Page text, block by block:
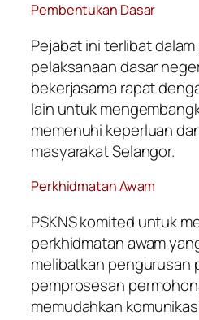
Pembentukan Dasar
Pejabat ini terlibat
pelaksanaan dasar
bekerjasama rapat
lain untuk
memenuhi keperluan
masyarakat Selangor.
Perkhidmatan Awam
PSKNS komited untuk
perkhidmatan awam
melibatkan pengurusan
pemprosesan
memudahkan